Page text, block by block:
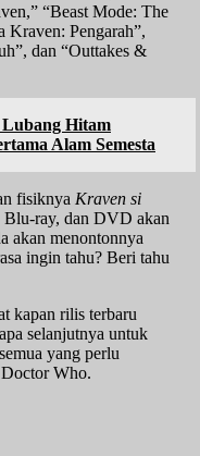
“Beast Mode: The
Kraven: Pengarah”,
dan “Outtakes &
Hitam
Alam Semesta
fisiknya Kraven si
Blu-ray, dan DVD akan
akan menontonnya
ingin tahu? Beri tahu
kapan rilis terbaru
selanjutnya untuk
yang perlu
Doctor Who.